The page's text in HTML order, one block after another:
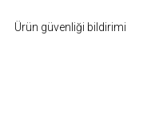
Ürün güvenliği bildirimi